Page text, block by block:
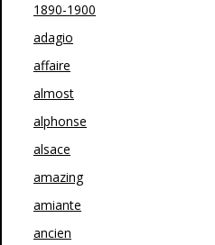
1890-1900
adagio
affaire
almost
alphonse
alsace
amazing
amiante
ancien